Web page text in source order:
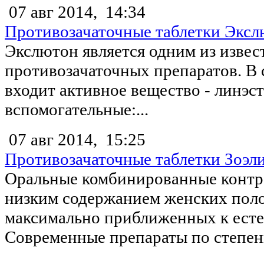
07 авг 2014, 14:34
Противозачаточные таблетки
Экслютон является одним из
противозачаточных препаратов. В
входит активное вещество -
вспомогательные:...
07 авг 2014, 15:25
Противозачаточные таблетки
Оральные комбинированные
низким содержанием женских
максимально приближенных к
Современные препараты по